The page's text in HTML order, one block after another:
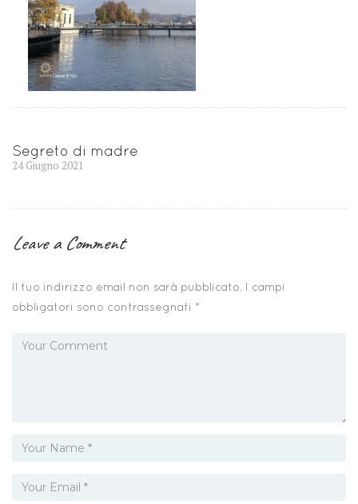
Navigazione
articoli
Segreto di madre
Previous
24 Giugno 2021
Leave a Comment
Il tuo indirizzo email non sarà pubblicato. I campi
obbligatori sono contrassegnati *